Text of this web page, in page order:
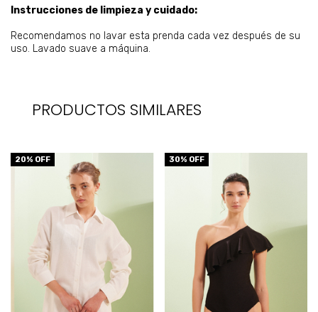
Instrucciones de limpieza y cuidado:
Recomendamos no lavar esta prenda cada vez después de su
uso. Lavado suave a máquina.
PRODUCTOS SIMILARES
20% OFF 30% OFF